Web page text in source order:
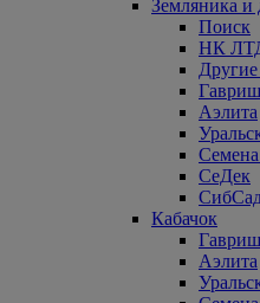
Земляника и
Поиск
НК
Гавриш
Аэлита
СеДек
Кабачок
Гавриш
Аэлита